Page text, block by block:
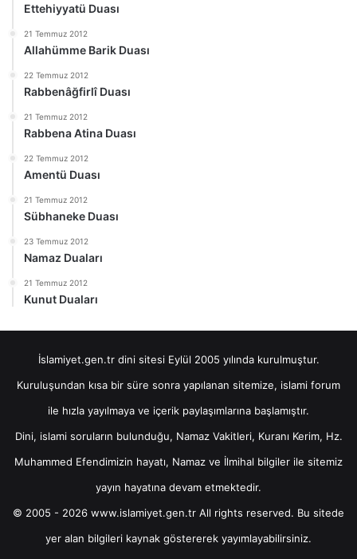
Ettehiyyatü Duası
21 Temmuz 2012
Allahümme Barik Duası
22 Temmuz 2012
Rabbenâğfirlî Duası
21 Temmuz 2012
Rabbena Atina Duası
22 Temmuz 2012
Amentü Duası
21 Temmuz 2012
Sübhaneke Duası
23 Temmuz 2012
Namaz Duaları
21 Temmuz 2012
Kunut Duaları
İslamiyet.gen.tr dini sitesi Eylül 2005 yılında kurulmuştur.
Kuruluşundan kısa bir süre sonra yapılanan sitemize, islami forum
ile hızla yayılmaya ve içerik paylaşımlarına başlamıştır.
Dini, islami soruların bulunduğu, Namaz Vakitleri, Kuranı Kerim, Hz.
Muhammed Efendimizin hayatı, Namaz ve İlmihal bilgiler ile sitemiz
yayın hayatına devam etmektedir.
© 2005 - 2026 www.islamiyet.gen.tr All rights reserved. Bu sitede
yer alan bilgileri kaynak göstererek yayımlayabilirsiniz.